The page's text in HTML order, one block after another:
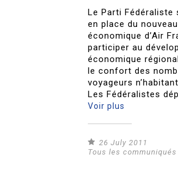
Le Parti Fédéraliste
en place du
économique d’Air
participer au
économique
le confort des
voyageurs
Les Fédéralistes
Voir plus
26 July 2011
Tous les communiqués